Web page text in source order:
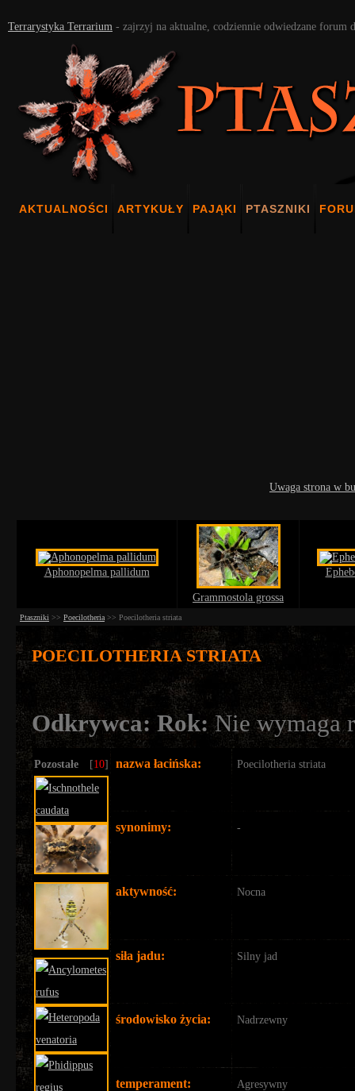
Terrarystyka Terrarium - zajrzyj na aktualne, codziennie odwiedzane forum
AKTUALNOŚCI ARTYKUŁY PAJĄKI PTASZNIKI
Uwaga strona w
Aphonopelma pallidum
Grammostola grossa
Ptaszniki >> Poecilotheria >> Poecilotheria striata
POECILOTHERIA STRIATA
Odkrywca: Rok: Nie wymaga
Pozostałe [10] nazwa łacińska: Poecilotheria striata
synonimy: -
aktywność: Nocna
siła jadu: Silny jad
środowisko życia: Nadrzewny
temperament: Agresywny